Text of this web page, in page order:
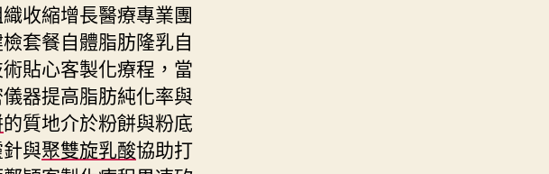
收縮增長醫療專業團
套餐自體脂肪隆乳自
貼心客製化療程，當
器提高脂肪純化率與
的質地介於粉餅與粉底
與聚雙旋乳酸協助打